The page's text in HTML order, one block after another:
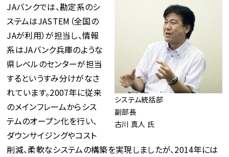
システム統括部
副部長
古川 真人 氏
JAバンクでは、勘定系のシ
ステムはJASTEM（全国の
JAが利用）が担当し、情報
系はJAバンク兵庫のような
県レベルのセンターが担当
するというすみ分けがなさ
れています。2007年に従来
のメインフレームからシス
テムのオープン化を行い、
ダウンサイジングやコスト
削減、柔軟なシステムの構築を実現しましたが、2014年には